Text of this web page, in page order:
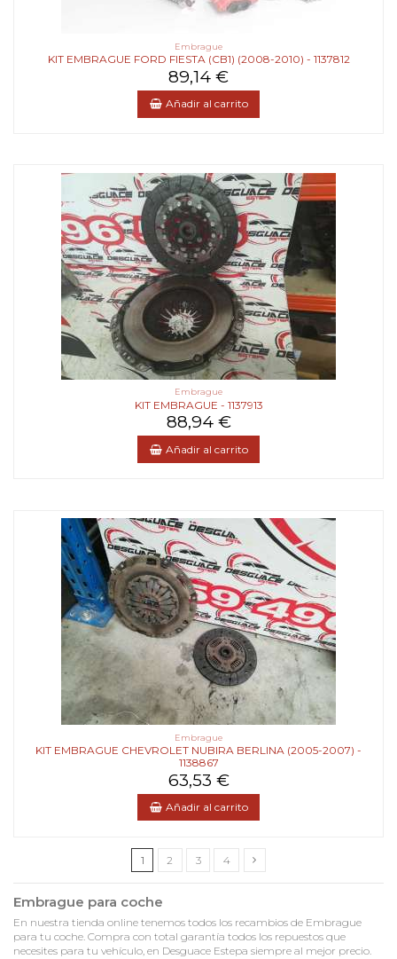
Embrague
KIT EMBRAGUE FORD FIESTA (CB1) (2008-2010) - 1137812
89,14 €
Añadir al carrito
Embrague
KIT EMBRAGUE - 1137913
88,94 €
Añadir al carrito
Embrague
KIT EMBRAGUE CHEVROLET NUBIRA BERLINA (2005-2007) -
1138867
63,53 €
Añadir al carrito
1 2 3 4
Embrague para coche
En nuestra tienda online tenemos todos los recambios de Embrague
para tu coche. Compra con total garantía todos los repuestos que
necesites para tu vehículo, en Desguace Estepa siempre al mejor precio.